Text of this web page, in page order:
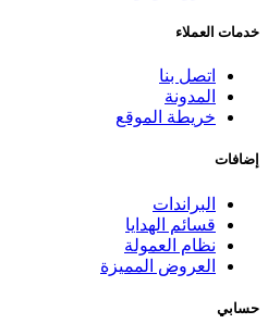
خدمات العملاء
اتصل بنا
المدونة
خريطة الموقع
إضافات
البراندات
قسائم الهدايا
نظام العمولة
العروض المميزة
حسابي